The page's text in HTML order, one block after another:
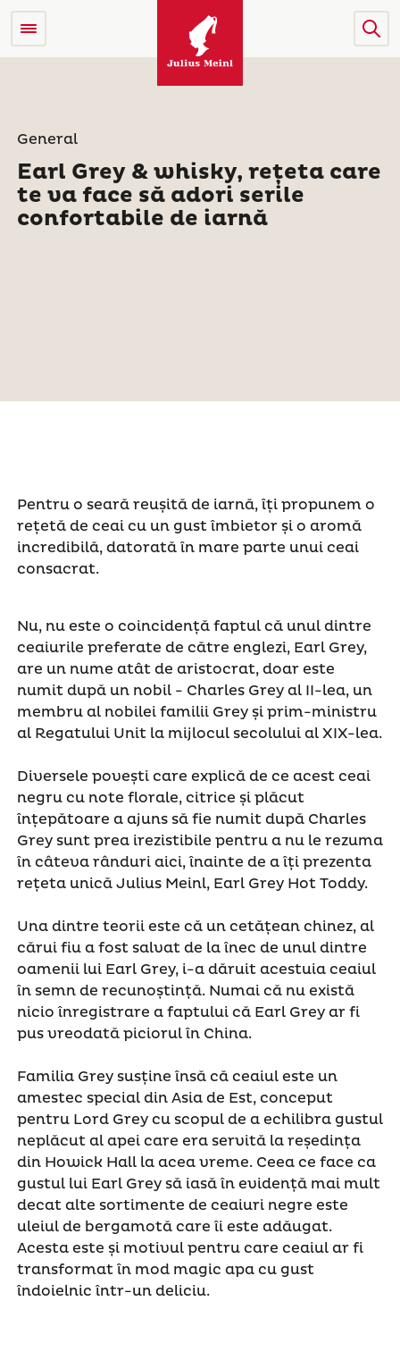
General
Earl Grey & whisky, rețeta care
te va face să adori serile
confortabile de iarnă
Pentru o seară reușită de iarnă, îți propunem o
rețetă de ceai cu un gust îmbietor și o aromă
incredibilă, datorată în mare parte unui ceai
consacrat.
Nu, nu este o coincidență faptul că unul dintre
ceaiurile preferate de către englezi, Earl Grey,
are un nume atât de aristocrat, doar este
numit după un nobil - Charles Grey al II-lea, un
membru al nobilei familii Grey și prim-ministru
al Regatului Unit la mijlocul secolului al XIX-lea.
Diversele povești care explică de ce acest ceai
negru cu note florale, citrice și plăcut
înțepătoare a ajuns să fie numit după Charles
Grey sunt prea irezistibile pentru a nu le rezuma
în câteva rânduri aici, înainte de a îți prezenta
rețeta unică Julius Meinl, Earl Grey Hot Toddy.
Una dintre teorii este că un cetățean chinez, al
cărui fiu a fost salvat de la înec de unul dintre
oamenii lui Earl Grey, i-a dăruit acestuia ceaiul
în semn de recunoștință. Numai că nu există
nicio înregistrare a faptului că Earl Grey ar fi
pus vreodată piciorul în China.
Familia Grey susține însă că ceaiul este un
amestec special din Asia de Est, conceput
pentru Lord Grey cu scopul de a echilibra gustul
neplăcut al apei care era servită la reședința
din Howick Hall la acea vreme. Ceea ce face ca
gustul lui Earl Grey să iasă în evidență mai mult
decat alte sortimente de ceaiuri negre este
uleiul de bergamotă care îi este adăugat.
Acesta este și motivul pentru care ceaiul ar fi
transformat în mod magic apa cu gust
îndoielnic într-un deliciu.